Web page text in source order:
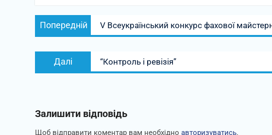
записів
Попередній
Попередній
запис:
V Всеукраїнський конкурс фахової
Далі
Наступний
запис:
“Контроль і ревізія”
Залишити відповідь
Щоб відправити коментар вам необхідно авторизуватись.